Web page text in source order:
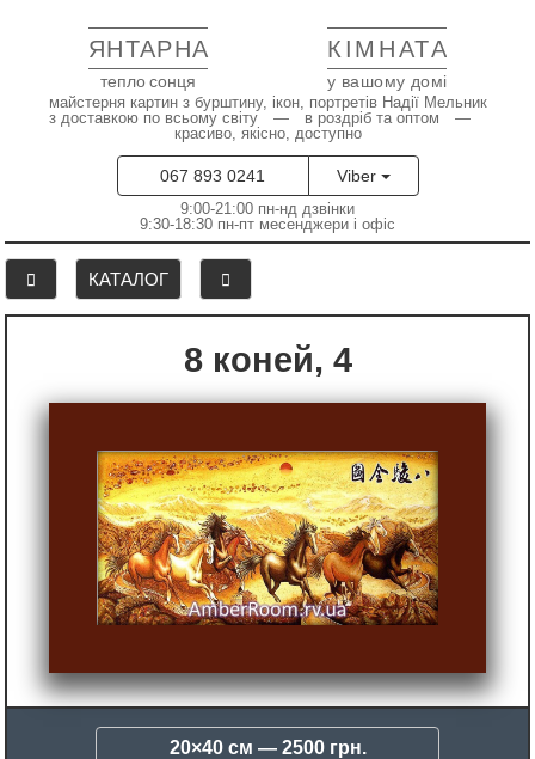
ЯНТАРНА КІМНАТА
тепло сонця у вашому домі
майстерня картин з бурштину, ікон, портретів Надії Мельник
з доставкою по всьому світу — в роздріб та оптом —
красиво, якісно, доступно
067 893 0241 Viber
9:00-21:00 пн-нд дзвінки
9:30-18:30 пн-пт месенджери і офіс
КАТАЛОГ
8 коней, 4
20×40 см — 2500 грн.